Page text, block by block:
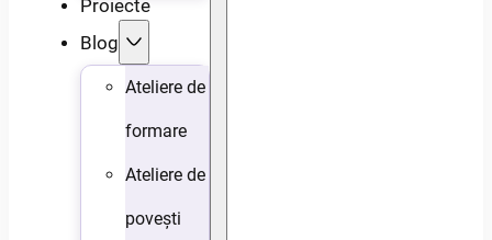
Proiecte
Blog
Ateliere de
formare
Ateliere de
povești